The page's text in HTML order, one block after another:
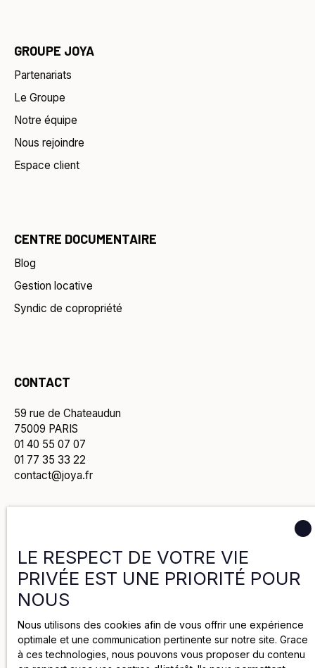
GROUPE JOYA
Partenariats
Le Groupe
Notre équipe
Nous rejoindre
Espace client
CENTRE DOCUMENTAIRE
Blog
Gestion locative
Syndic de copropriété
CONTACT
59 rue de Chateaudun
75009 PARIS
01 40 55 07 07
01 77 35 33 22
contact@joya.fr
Politique de cookies
Mentions légales
2025 par Groupe Joya
LE RESPECT DE VOTRE VIE
PRIVÉE EST UNE PRIORITÉ POUR
NOUS
Nous utilisons des cookies afin de vous offrir une expérience
optimale et une communication pertinente sur notre site. Grace
à ces technologies, nous pouvons vous proposer du contenu